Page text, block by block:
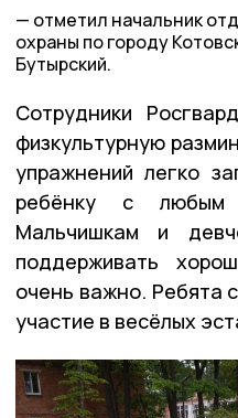
отметил начальник
охраны по городу
Бутырский.
Сотрудники
физкультурную
упражнений легко
ребёнку с любым
Мальчишкам и
поддерживать
очень важно. Ребята
участие в весёлых